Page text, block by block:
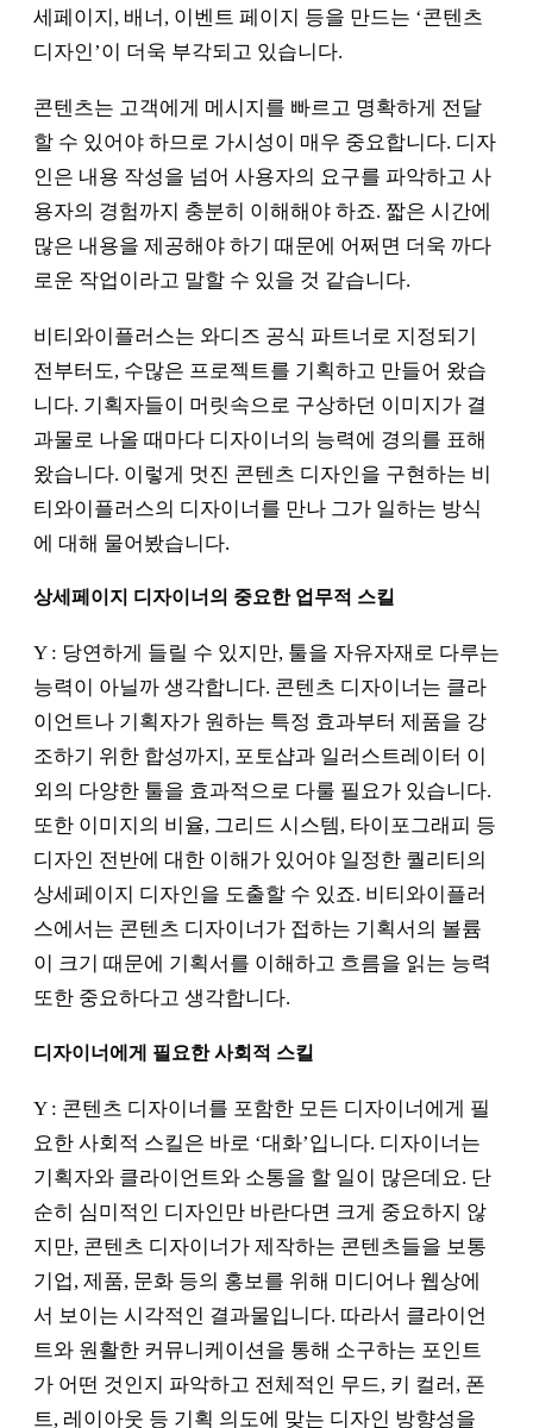
세페이지, 배너, 이벤트 페이지 등을 만드는 ‘콘텐츠
디자인’이 더욱 부각되고 있습니다.
콘텐츠는 고객에게 메시지를 빠르고 명확하게 전달
할 수 있어야 하므로 가시성이 매우 중요합니다. 디자
인은 내용 작성을 넘어 사용자의 요구를 파악하고 사
용자의 경험까지 충분히 이해해야 하죠. 짧은 시간에
많은 내용을 제공해야 하기 때문에 어쩌면 더욱 까다
로운 작업이라고 말할 수 있을 것 같습니다.
비티와이플러스는 와디즈 공식 파트너로 지정되기
전부터도, 수많은 프로젝트를 기획하고 만들어 왔습
니다. 기획자들이 머릿속으로 구상하던 이미지가 결
과물로 나올 때마다 디자이너의 능력에 경의를 표해
왔습니다. 이렇게 멋진 콘텐츠 디자인을 구현하는 비
티와이플러스의 디자이너를 만나 그가 일하는 방식
에 대해 물어봤습니다.
상세페이지 디자이너의 중요한 업무적 스킬
Y : 당연하게 들릴 수 있지만, 툴을 자유자재로 다루는
능력이 아닐까 생각합니다. 콘텐츠 디자이너는 클라
이언트나 기획자가 원하는 특정 효과부터 제품을 강
조하기 위한 합성까지, 포토샵과 일러스트레이터 이
외의 다양한 툴을 효과적으로 다룰 필요가 있습니다.
또한 이미지의 비율, 그리드 시스템, 타이포그래피 등
디자인 전반에 대한 이해가 있어야 일정한 퀄리티의
상세페이지 디자인을 도출할 수 있죠. 비티와이플러
스에서는 콘텐츠 디자이너가 접하는 기획서의 볼륨
이 크기 때문에 기획서를 이해하고 흐름을 읽는 능력
또한 중요하다고 생각합니다.
디자이너에게 필요한 사회적 스킬
Y : 콘텐츠 디자이너를 포함한 모든 디자이너에게 필
요한 사회적 스킬은 바로 ‘대화’입니다. 디자이너는
기획자와 클라이언트와 소통을 할 일이 많은데요. 단
순히 심미적인 디자인만 바란다면 크게 중요하지 않
지만, 콘텐츠 디자이너가 제작하는 콘텐츠들을 보통
기업, 제품, 문화 등의 홍보를 위해 미디어나 웹상에
서 보이는 시각적인 결과물입니다. 따라서 클라이언
트와 원활한 커뮤니케이션을 통해 소구하는 포인트
가 어떤 것인지 파악하고 전체적인 무드, 키 컬러, 폰
트, 레이아웃 등 기획 의도에 맞는 디자인 방향성을